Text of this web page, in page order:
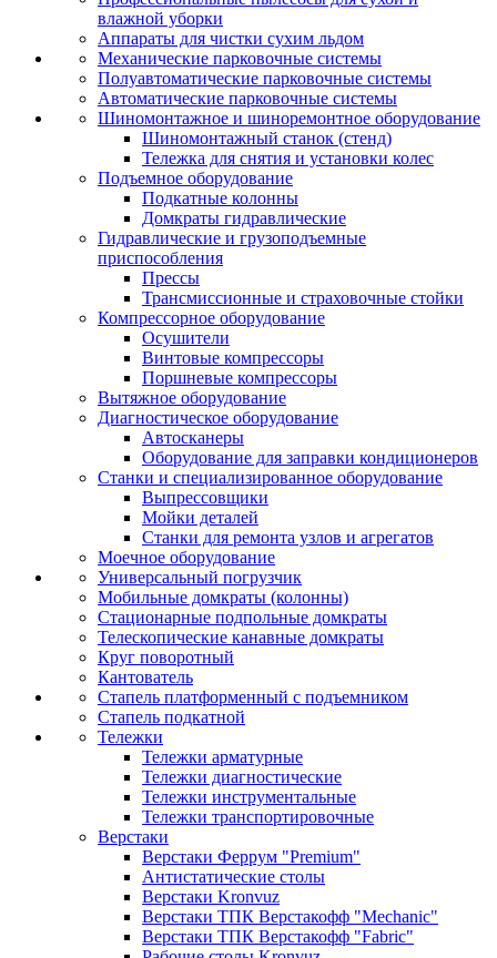
влажной уборки
Аппараты для чистки сухим льдом
Механические парковочные системы
Полуавтоматические парковочные системы
Автоматические парковочные системы
Шиномонтажное и шиноремонтное оборудование
Шиномонтажный станок (стенд)
Тележка для снятия и установки колес
Подъемное оборудование
Подкатные колонны
Домкраты гидравлические
Гидравлические и грузоподъемные
приспособления
Прессы
Трансмиссионные и страховочные стойки
Компрессорное оборудование
Осушители
Винтовые компрессоры
Поршневые компрессоры
Вытяжное оборудование
Диагностическое оборудование
Автосканеры
Оборудование для заправки кондиционеров
Станки и специализированное оборудование
Выпрессовщики
Мойки деталей
Станки для ремонта узлов и агрегатов
Моечное оборудование
Универсальный погрузчик
Мобильные домкраты (колонны)
Стационарные подпольные домкраты
Телескопические канавные домкраты
Круг поворотный
Кантователь
Стапель платформенный с подъемником
Стапель подкатной
Тележки
Тележки арматурные
Тележки диагностические
Тележки инструментальные
Тележки транспортировочные
Верстаки
Верстаки Феррум "Premium"
Антистатические столы
Верстаки Kronvuz
Верстаки ТПК Верстакофф "Mechanic"
Верстаки ТПК Верстакофф "Fabric"